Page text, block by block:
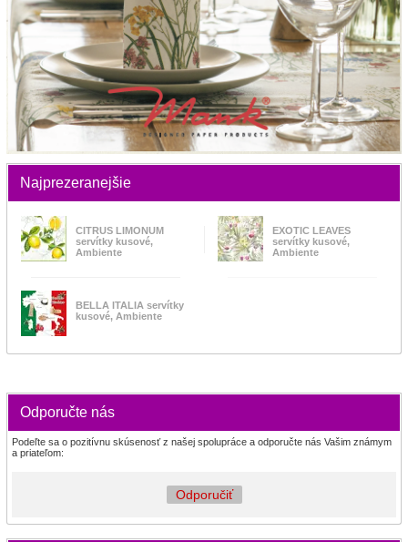
Najprezeranejšie
CITRUS LIMONUM
servítky kusové,
Ambiente
EXOTIC LEAVES
servítky kusové,
Ambiente
BELLA ITALIA servítky
kusové, Ambiente
Odporučte nás
Podeľte sa o pozitívnu skúsenosť z našej spolupráce a odporučte nás Vašim známym
a priateľom:
Odporučiť